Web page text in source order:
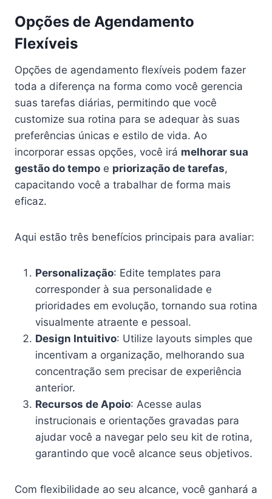
Opções de Agendamento
Flexíveis
Opções de agendamento flexíveis podem fazer
toda a diferença na forma como você gerencia
suas tarefas diárias, permitindo que você
customize sua rotina para se adequar às suas
preferências únicas e estilo de vida. Ao
incorporar essas opções, você irá melhorar sua
gestão do tempo e priorização de tarefas,
capacitando você a trabalhar de forma mais
eficaz.
Aqui estão três benefícios principais para avaliar:
Personalização: Edite templates para
corresponder à sua personalidade e
prioridades em evolução, tornando sua rotina
visualmente atraente e pessoal.
Design Intuitivo: Utilize layouts simples que
incentivam a organização, melhorando sua
concentração sem precisar de experiência
anterior.
Recursos de Apoio: Acesse aulas
instrucionais e orientações gravadas para
ajudar você a navegar pelo seu kit de rotina,
garantindo que você alcance seus objetivos.
Com flexibilidade ao seu alcance, você ganhará a